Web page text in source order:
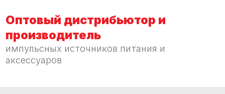
Оптовый дистрибьютор и
производитель
импульсных источников питания и
аксессуаров